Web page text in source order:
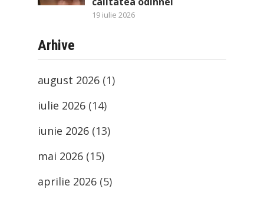
19 iulie 2026
Arhive
august 2026 (1)
iulie 2026 (14)
iunie 2026 (13)
mai 2026 (15)
aprilie 2026 (5)